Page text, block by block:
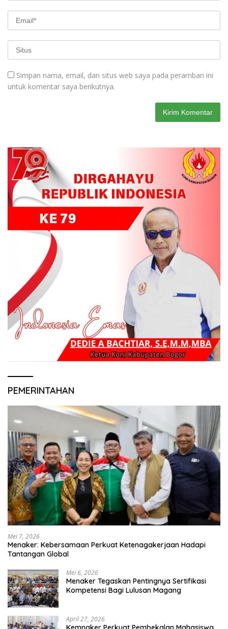
Simpan nama, email, dan situs web saya pada peramban ini
untuk komentar saya berikutnya.
PEMERINTAHAN
Mei 7, 2026
Menaker: Kebersamaan Perkuat Ketenagakerjaan Hadapi
Tantangan Global
Mei 6, 2026
Menaker Tegaskan Pentingnya Sertifikasi
Kompetensi Bagi Lulusan Magang
April 27, 2026